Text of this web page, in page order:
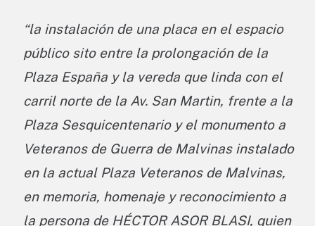
“la instalación de una placa en el espacio
público sito entre la prolongación de la
Plaza España y la vereda que linda con el
carril norte de la Av. San Martin, frente a la
Plaza Sesquicentenario y el monumento a
Veteranos de Guerra de Malvinas instalado
en la actual Plaza Veteranos de Malvinas,
en memoria, homenaje y reconocimiento a
la persona de HÉCTOR ASOR BLASI, quien